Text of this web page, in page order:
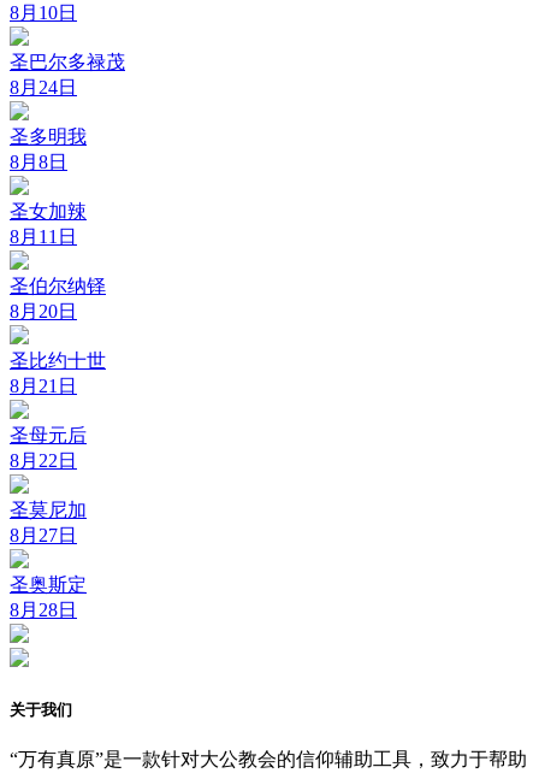
8月10日
圣巴尔多禄茂
8月24日
圣多明我
8月8日
圣女加辣
8月11日
圣伯尔纳铎
8月20日
圣比约十世
8月21日
圣母元后
8月22日
圣莫尼加
8月27日
圣奥斯定
8月28日
关于我们
“万有真原”是一款针对大公教会的信仰辅助工具，致力于帮助